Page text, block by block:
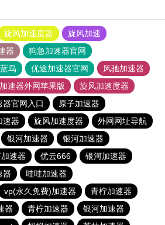
旋风加速度器
旋风加速
器
狗急加速器官网
鸟 优途加速器官网
风驰加速器
速器外网苹果版
旋风加速度器
器官网入口
原子加速器
速器 旋风加速度器
外网网址导航
银河加速器
银河加速器
速器 优云666
银河加速器
器
哇哇加速器
vp(永久免费)加速器
青柠加速器
器 青柠加速器
银河加速器